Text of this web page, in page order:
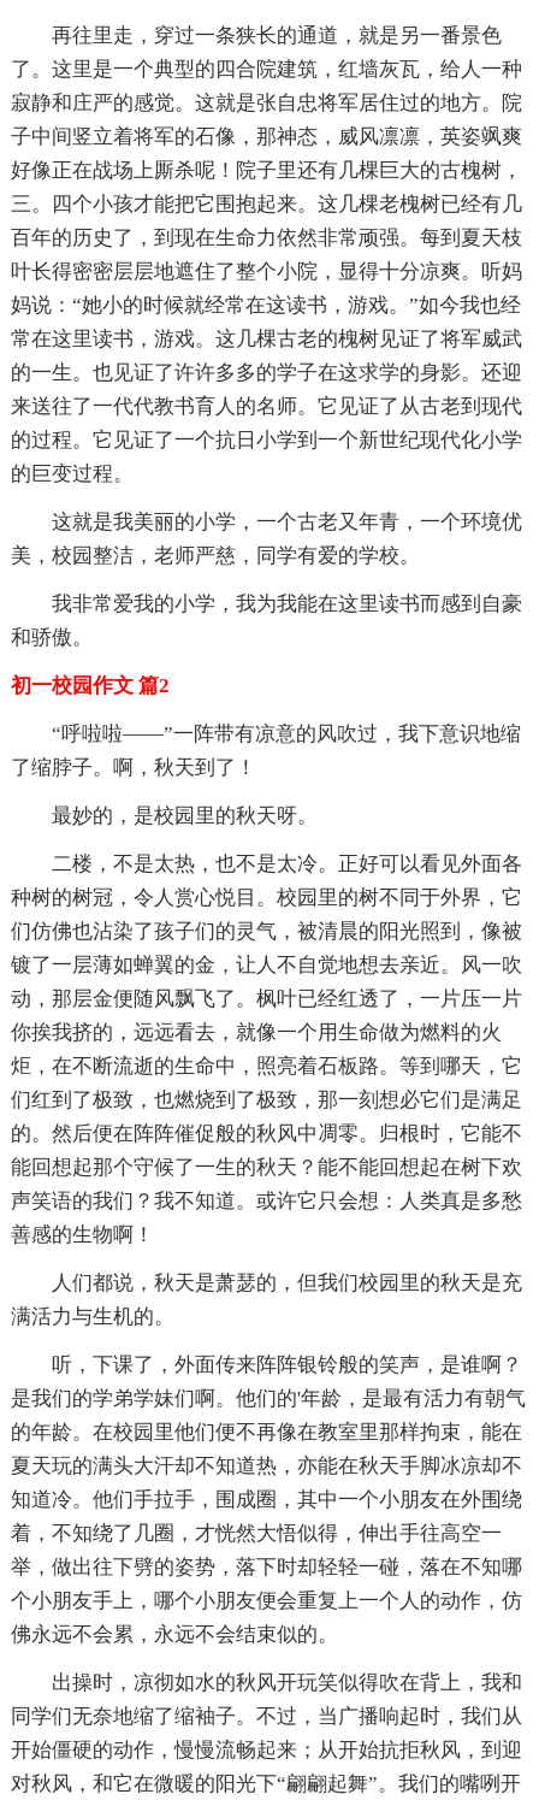
再往里走，穿过一条狭长的通道，就是另一番景色
了。这里是一个典型的四合院建筑，红墙灰瓦，给人一种
寂静和庄严的感觉。这就是张自忠将军居住过的地方。院
子中间竖立着将军的石像，那神态，威风凛凛，英姿飒爽
好像正在战场上厮杀呢！院子里还有几棵巨大的古槐树，
三。四个小孩才能把它围抱起来。这几棵老槐树已经有几
百年的历史了，到现在生命力依然非常顽强。每到夏天枝
叶长得密密层层地遮住了整个小院，显得十分凉爽。听妈
妈说：“她小的时候就经常在这读书，游戏。”如今我也经
常在这里读书，游戏。这几棵古老的槐树见证了将军威武
的一生。也见证了许许多多的学子在这求学的身影。还迎
来送往了一代代教书育人的名师。它见证了从古老到现代
的过程。它见证了一个抗日小学到一个新世纪现代化小学
的巨变过程。
这就是我美丽的小学，一个古老又年青，一个环境优
美，校园整洁，老师严慈，同学有爱的学校。
我非常爱我的小学，我为我能在这里读书而感到自豪
和骄傲。
初一校园作文 篇2
“呼啦啦——”一阵带有凉意的风吹过，我下意识地缩
了缩脖子。啊，秋天到了！
最妙的，是校园里的秋天呀。
二楼，不是太热，也不是太冷。正好可以看见外面各
种树的树冠，令人赏心悦目。校园里的树不同于外界，它
们仿佛也沾染了孩子们的灵气，被清晨的阳光照到，像被
镀了一层薄如蝉翼的金，让人不自觉地想去亲近。风一吹
动，那层金便随风飘飞了。枫叶已经红透了，一片压一片
你挨我挤的，远远看去，就像一个用生命做为燃料的火
炬，在不断流逝的生命中，照亮着石板路。等到哪天，它
们红到了极致，也燃烧到了极致，那一刻想必它们是满足
的。然后便在阵阵催促般的秋风中凋零。归根时，它能不
能回想起那个守候了一生的秋天？能不能回想起在树下欢
声笑语的我们？我不知道。或许它只会想：人类真是多愁
善感的生物啊！
人们都说，秋天是萧瑟的，但我们校园里的秋天是充
满活力与生机的。
听，下课了，外面传来阵阵银铃般的笑声，是谁啊？
是我们的学弟学妹们啊。他们的'年龄，是最有活力有朝气
的年龄。在校园里他们便不再像在教室里那样拘束，能在
夏天玩的满头大汗却不知道热，亦能在秋天手脚冰凉却不
知道冷。他们手拉手，围成圈，其中一个小朋友在外围绕
着，不知绕了几圈，才恍然大悟似得，伸出手往高空一
举，做出往下劈的姿势，落下时却轻轻一碰，落在不知哪
个小朋友手上，哪个小朋友便会重复上一个人的动作，仿
佛永远不会累，永远不会结束似的。
出操时，凉彻如水的秋风开玩笑似得吹在背上，我和
同学们无奈地缩了缩袖子。不过，当广播响起时，我们从
开始僵硬的动作，慢慢流畅起来；从开始抗拒秋风，到迎
对秋风，和它在微暖的阳光下“翩翩起舞”。我们的嘴咧开